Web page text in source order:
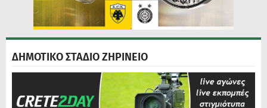
ΔΗΜΟΤΙΚΟ ΣΤΑΔΙΟ ΖΗΡΙΝΕΙΟ